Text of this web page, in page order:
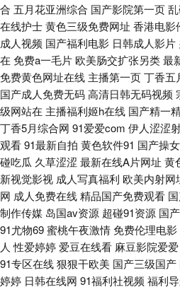
国产援交精品 蜜桃久久av一区 三级东京
视频露脸 大香蕉伊人网久久 欧美成人A 午
黄色视频一区二区 午夜性網 东京热加勒
一分钟试看 免费看片成人91 色婷婷a 91
情午夜网 伊人综合久久网 久久狼友社 日
午夜性av av天堂强奸 男人天堂天天操 91
韩色蜜蜜 www日本色 麻豆传媒网站 午夜
品 美女91视频网站 瑟瑟五月天婷婷 91精
合 五月花亚洲综合 国产影院第一页
在线护士黄色三级免费网址 香港电影
成人视频 国产福利电影 日韩成人影片
在 免费a一毛片 欧美肠交扩张另类最
免费黄色网址在线 主播第一页丁香五
国产成人免费无码高清日韩无码视频
级网站在 主播福利姬h在线 国产精一
丁香5月综合网 91爱爱com 伊人涩涩
观看91最新自拍 黄色软件91 国产操
碰吃瓜 久草涩涩 最新在线A片网址 黄
新视觉影视 成人写真福利 欧美内射网
网 成人免费在线精品国产免费观看
制作传媒 岛国av资源 超碰91资源 国
91尤物69蜜桃午夜激情免费伦理电影
人 性爱婷婷 爱豆在线看 麻豆影院爱爱
91专区在线狠狠干欧美 国产三级国产
婷婷 日韩在线网 91福利社视频 福利